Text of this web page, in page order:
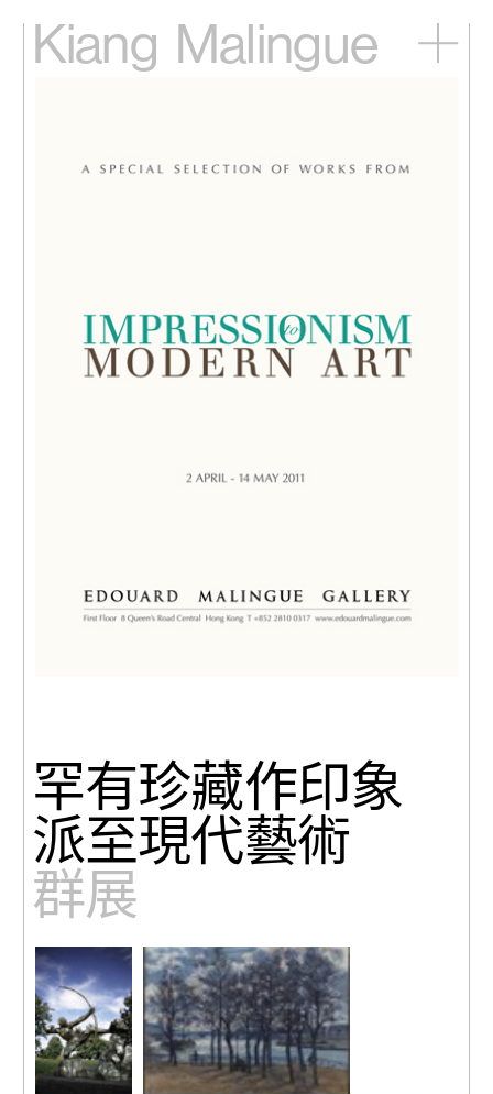
Kiang Malingue
視頻
罕有珍藏作印象
派至現代藝術
群展